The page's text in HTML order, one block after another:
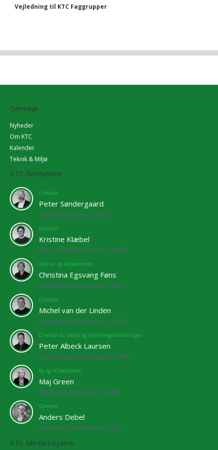
Vejledning til KTC Faggrupper
Genveje
Nyheder
Om KTC
Kalender
Teknik & Miljø
KTC Bestyrelse
Direktør
Peter Søndergaard
Solrød Kommune - 5272
Direktør
Kristine Klæbel
Albertslund Kommune - 2673
Teknik- og Miljødirektør
Christina Egsvang Føns
Middelfart Kommune - 4525
Direktør
Michel van der Linden
Kalundborg Kommune - 4108
Direktør for Vækst og Udviklingsforvaltningen
Peter Albeck Laursen
Jammerbugt Kommune - 4068
By og miljødirektør
Maj Green
Gladsaxe Kommune - 3460
Direktør
Anders Debel
Holstebro Kommune - 3872
KTC Medarbejdere